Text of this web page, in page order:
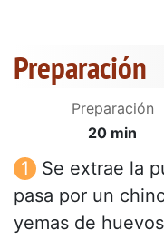
Preparación
Preparación
20 min
Se extrae la
pasa por un
yemas de